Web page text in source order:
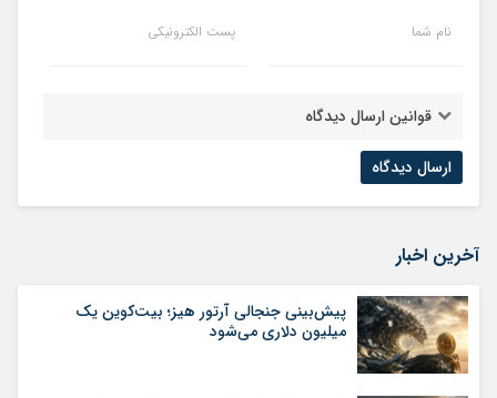
نام شما پست الکترونیکی
قوانین ارسال دیدگاه
آخرین اخبار
پیش‌بینی جنجالی آرتور هیز؛ بیت‌کوین یک
میلیون دلاری می‌شود